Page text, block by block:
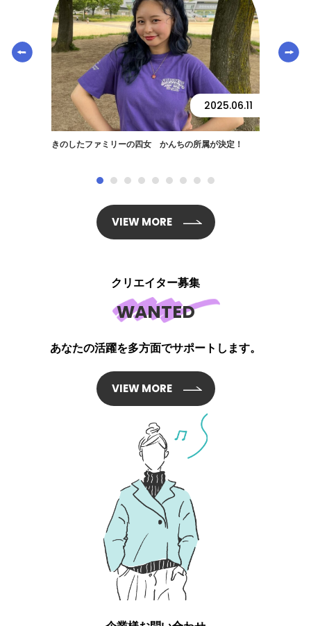
2025.06.11
きのしたファミリーの四女 かんちの所属が決定！
VIEW MORE
クリエイター募集
WANTED
あなたの活躍を多方面でサポートします。
VIEW MORE